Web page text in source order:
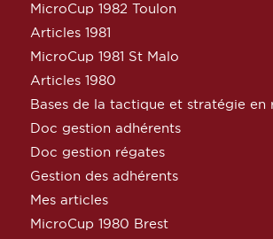
MicroCup 1982 Toulon
Articles 1981
MicroCup 1981 St Malo
Articles 1980
Bases de la tactique et stratégie en
Doc gestion adhérents
Doc gestion régates
Gestion des adhérents
Mes articles
MicroCup 1980 Brest